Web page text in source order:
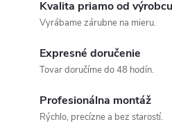
Kvalita priamo od výrobcu
Vyrábame zárubne na mieru.
Expresné doručenie
Tovar doručíme do 48 hodín.
Profesionálna montáž
Rýchlo, precízne a bez starostí.